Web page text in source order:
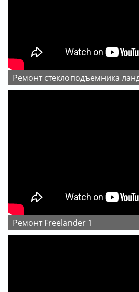
ремонт стеклоподъемника
ремонт Freelander 1